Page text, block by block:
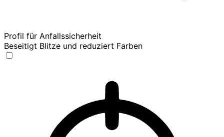
Profil für Anfallssicherheit
Beseitigt Blitze und reduziert Farben